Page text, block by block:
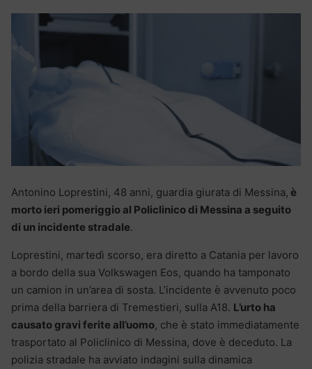
Antonino Loprestini, 48 anni, guardia giurata di Messina, è
morto ieri pomeriggio al Policlinico di Messina a seguito
di un incidente stradale.
Loprestini, martedì scorso, era diretto a Catania per lavoro
a bordo della sua Volkswagen Eos, quando ha tamponato
un camion in un’area di sosta. L’incidente è avvenuto poco
prima della barriera di Tremestieri, sulla A18. L’urto ha
causato gravi ferite all’uomo, che è stato immediatamente
trasportato al Policlinico di Messina, dove è deceduto. La
polizia stradale ha avviato indagini sulla dinamica